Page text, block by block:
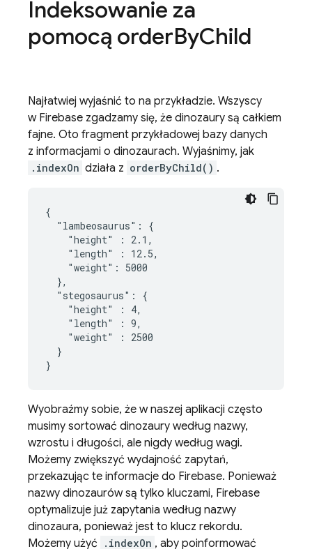
Indeksowanie za
pomocą orderByChild
Najłatwiej wyjaśnić to na przykładzie. Wszyscy
w Firebase zgadzamy się, że dinozaury są całkiem
fajne. Oto fragment przykładowej bazy danych
z informacjami o dinozaurach. Wyjaśnimy, jak
.indexOn działa z orderByChild() .
{
  "lambeosaurus": {
    "height" : 2.1,
    "length" : 12.5,
    "weight": 5000
  },
  "stegosaurus": {
    "height" : 4,
    "length" : 9,
    "weight" : 2500
  }
}
Wyobraźmy sobie, że w naszej aplikacji często
musimy sortować dinozaury według nazwy,
wzrostu i długości, ale nigdy według wagi.
Możemy zwiększyć wydajność zapytań,
przekazując te informacje do Firebase. Ponieważ
nazwy dinozaurów są tylko kluczami, Firebase
optymalizuje już zapytania według nazwy
dinozaura, ponieważ jest to klucz rekordu.
Możemy użyć
.indexOn , aby poinformować